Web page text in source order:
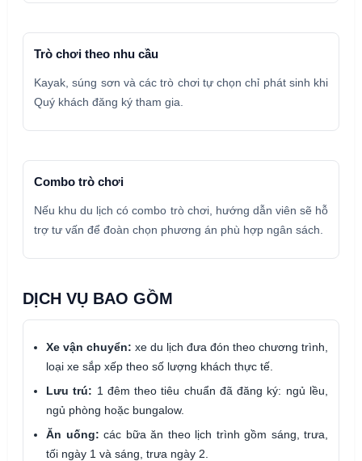
Trò chơi theo nhu cầu
Kayak, súng sơn và các trò chơi tự chọn chỉ phát sinh khi
Quý khách đăng ký tham gia.
Combo trò chơi
Nếu khu du lịch có combo trò chơi, hướng dẫn viên sẽ hỗ
trợ tư vấn để đoàn chọn phương án phù hợp ngân sách.
DỊCH VỤ BAO GỒM
Xe vận chuyển: xe du lịch đưa đón theo chương trình,
loại xe sắp xếp theo số lượng khách thực tế.
Lưu trú: 1 đêm theo tiêu chuẩn đã đăng ký: ngủ lều,
ngủ phòng hoặc bungalow.
Ăn uống: các bữa ăn theo lịch trình gồm sáng, trưa,
tối ngày 1 và sáng, trưa ngày 2.